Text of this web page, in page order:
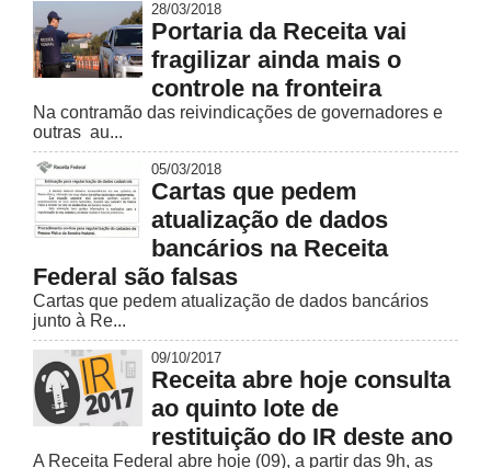
28/03/2018
Portaria da Receita vai
fragilizar ainda mais o
controle na fronteira
Na contramão das reivindicações de governadores e
outras au...
05/03/2018
Cartas que pedem
atualização de dados
bancários na Receita
Federal são falsas
Cartas que pedem atualização de dados bancários
junto à Re...
09/10/2017
Receita abre hoje consulta
ao quinto lote de
restituição do IR deste ano
A Receita Federal abre hoje (09), a partir das 9h, as